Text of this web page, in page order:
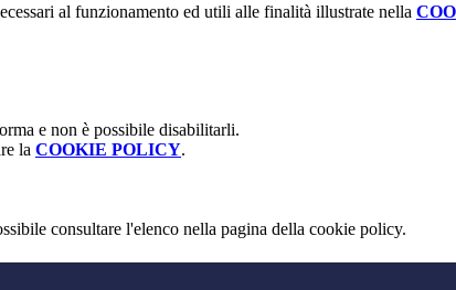
al funzionamento ed utili alle finalità illustrate nella
e non è possibile disabilitarli.
la COOKIE POLICY.
consultare l'elenco nella pagina della cookie policy.